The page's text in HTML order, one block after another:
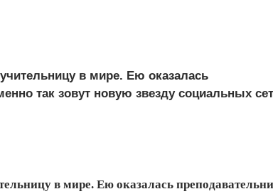
в мире. Ею оказалась
так зовут новую звезду социальных
в мире. Ею оказалась